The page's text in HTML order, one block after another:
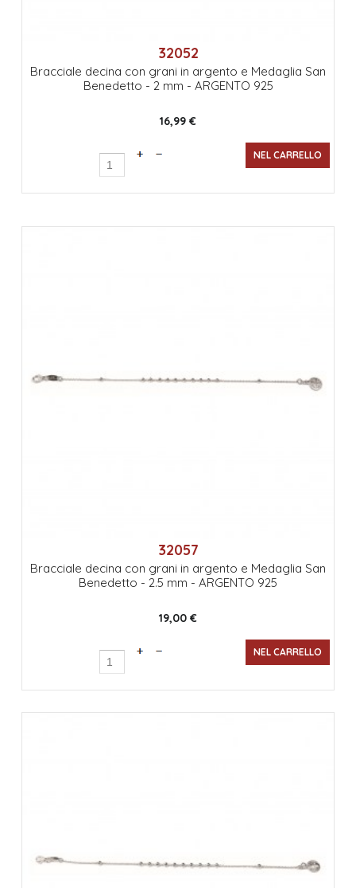
32052
Bracciale decina con grani in argento e Medaglia San
Benedetto - 2 mm - ARGENTO 925
16,99 €
32057
Bracciale decina con grani in argento e Medaglia San
Benedetto - 2.5 mm - ARGENTO 925
19,00 €